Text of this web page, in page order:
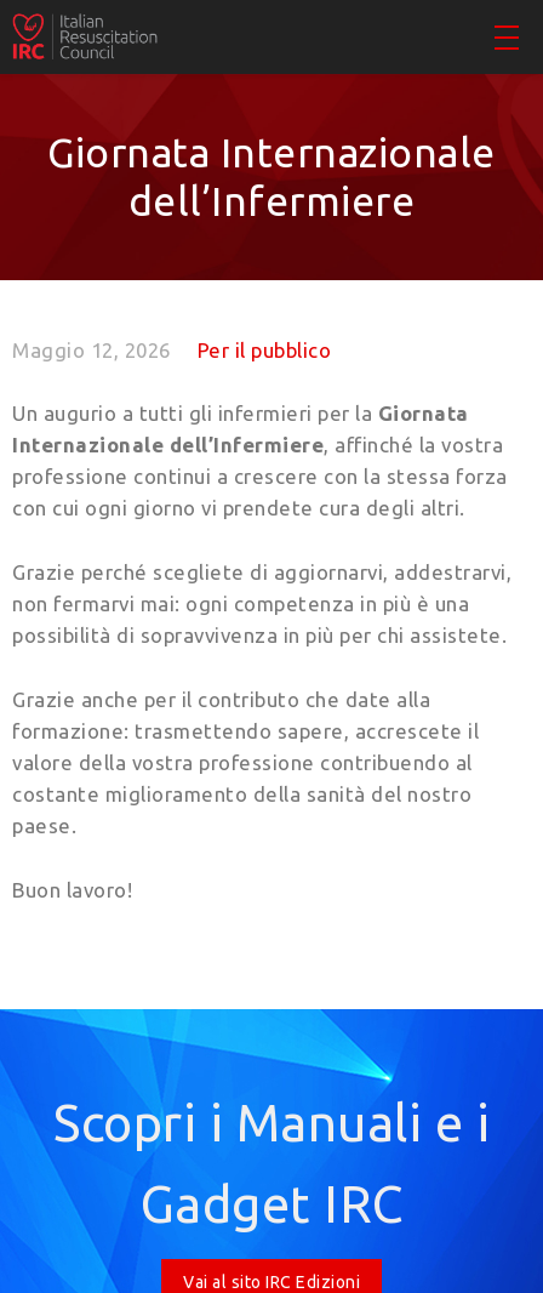
Giornata Internazionale
dell’Infermiere
Maggio 12, 2026 Per il pubblico
Un augurio a tutti gli infermieri per la Giornata
Internazionale dell’Infermiere, affinché la vostra
professione continui a crescere con la stessa forza
con cui ogni giorno vi prendete cura degli altri.
Grazie perché scegliete di aggiornarvi, addestrarvi,
non fermarvi mai: ogni competenza in più è una
possibilità di sopravvivenza in più per chi assistete.
Grazie anche per il contributo che date alla
formazione: trasmettendo sapere, accrescete il
valore della vostra professione contribuendo al
costante miglioramento della sanità del nostro
paese.
Buon lavoro!
Scopri i Manuali e i
Gadget IRC
Vai al sito IRC Edizioni